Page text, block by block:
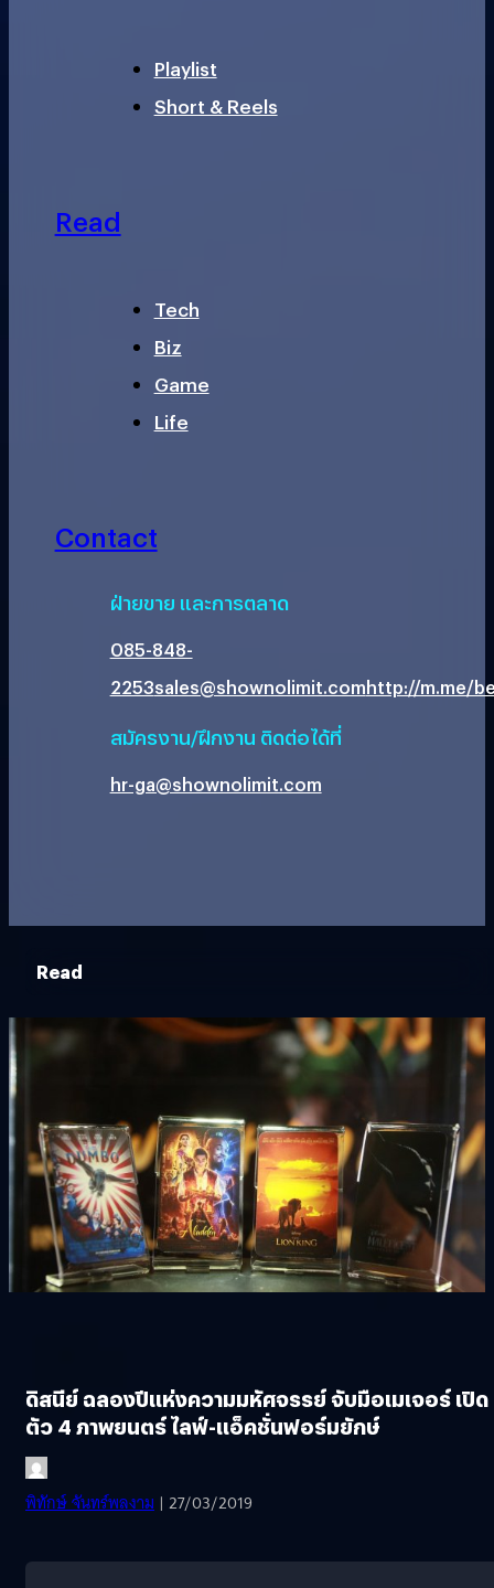
Playlist
Short & Reels
Read
Tech
Biz
Game
Life
Contact
ฝ่ายขาย และการตลาด
085-848-
2253sales@shownolimit.comhttp://m.me/
สมัครงาน/ฝึกงาน ติดต่อได้ที่
hr-ga@shownolimit.com
Read
ดิสนีย์ ฉลองปีแห่งความมหัศจรรย์ จับมือเมเจอร์ เปิด
ตัว 4 ภาพยนตร์ ไลฟ์-แอ็คชั่นฟอร์มยักษ์
พิทักษ์ จันทร์พลงาม | 27/03/2019